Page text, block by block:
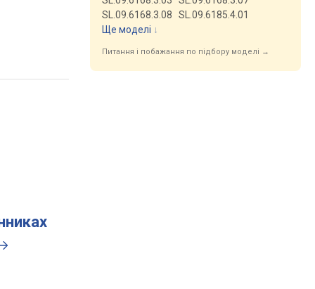
SL.09.6168.3.08
SL.09.6185.4.01
Ще моделі ↓
Питання і побажання по підбору моделі →